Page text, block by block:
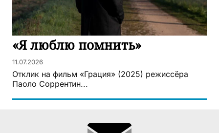
«Я люблю помнить»
11.07.2026
Отклик на фильм «Грация» (2025) режиссёра
Паоло Соррентин...